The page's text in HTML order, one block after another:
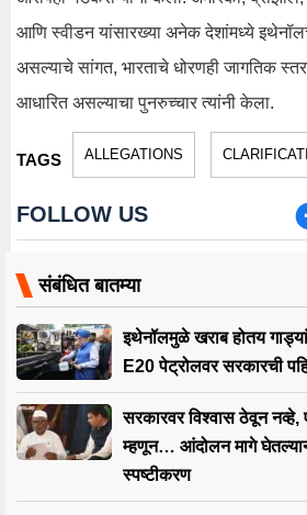
आणि स्वीडन यांसारख्या अनेक देशांमध्ये
असल्याचे सांगत, भारताचे धोरणही जागतिक
आधारित असल्याचा पुनरुच्चार त्यांनी केला.
TAGS ALLEGATIONS
FOLLOW US
संबंधित बातम्या
इथेनॉलमुळे खराब होतय
E20 पेट्रोलवर सरकारची
सरकारवर विश्वास ठेवून नव्हे,
म्हणून… आंदोलन मागे
स्पष्टीकरण